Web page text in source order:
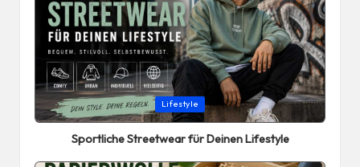
Posted
in
Lifestyle
Sportliche Streetwear für Deinen Lifestyle